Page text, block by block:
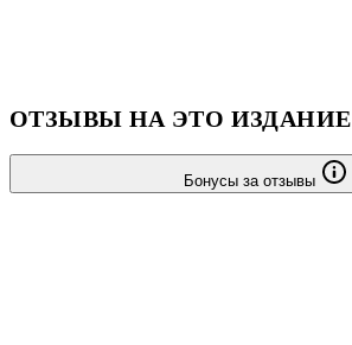
ОТЗЫВЫ НА ЭТО ИЗДАНИЕ
Бонусы за отзывы